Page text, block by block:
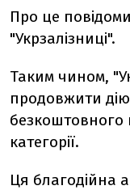
Про це
"Укрзалізниці".
Таким чином,
продовжити дію
безкоштовного
категорії.
Ця благодійна